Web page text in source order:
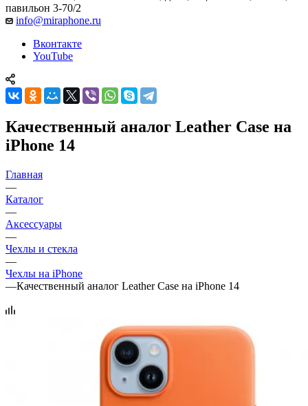
павильон 3-70/2
info@miraphone.ru
Вконтакте
YouTube
Качественный аналог Leather Case на
iPhone 14
Главная
—
Каталог
—
Аксессуары
—
Чехлы и стекла
—
Чехлы на iPhone
—Качественный аналог Leather Case на iPhone 14